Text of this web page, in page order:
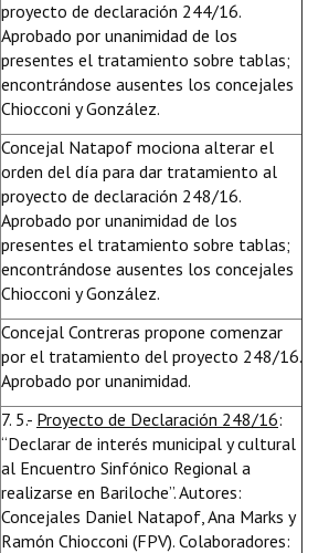
proyecto de declaración 244/16.
Aprobado por unanimidad de los
presentes el tratamiento sobre tablas;
encontrándose ausentes los concejales
Chiocconi y González.
Concejal Natapof mociona alterar el
orden del día para dar tratamiento al
proyecto de declaración 248/16.
Aprobado por unanimidad de los
presentes el tratamiento sobre tablas;
encontrándose ausentes los concejales
Chiocconi y González.
Concejal Contreras propone comenzar
por el tratamiento del proyecto 248/16.
Aprobado por unanimidad.
7. 5.- Proyecto de Declaración 248/16:
“Declarar de interés municipal y cultural
al Encuentro Sinfónico Regional a
realizarse en Bariloche”. Autores:
Concejales Daniel Natapof, Ana Marks y
Ramón Chiocconi (FPV). Colaboradores: